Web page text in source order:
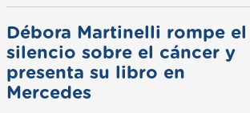
Débora Martinelli rompe el
silencio sobre el cáncer y
presenta su libro en
Mercedes